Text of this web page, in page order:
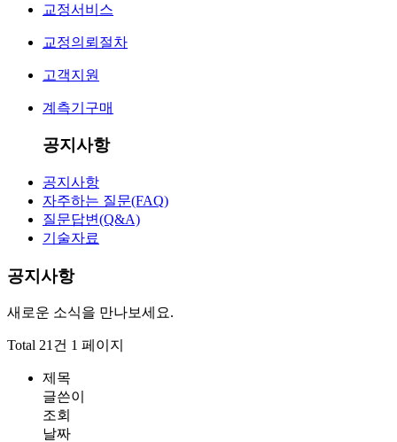
교정서비스
교정의뢰절차
고객지원
계측기구매
공지사항
공지사항
자주하는 질문(FAQ)
질문답변(Q&A)
기술자료
공지사항
새로운 소식을 만나보세요.
Total 21건 1 페이지
제목
글쓴이
조회
날짜